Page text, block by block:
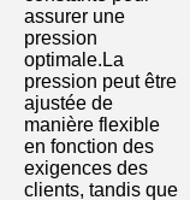
assurer une
pression
optimale.La
pression peut être
ajustée de
manière flexible
en fonction des
exigences des
clients, tandis que